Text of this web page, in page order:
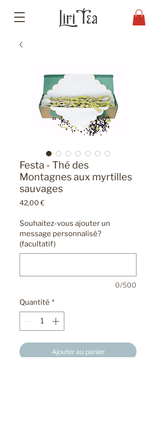
Festa - Thé des
Montagnes aux myrtilles
sauvages
42,00 €Prix
Souhaitez-vous ajouter un
message personnalisé?
(facultatif)
0/500
Quantité *
Ajouter au panier